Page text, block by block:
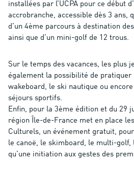
installées par l’UCPA pour ce début
accrobranche, accessible dès 3 ans,
d’un 4ème parcours à destination
ainsi que d’un mini-golf de 12 trous.
Sur le temps des vacances, les plus
également la possibilité de pratiquer
wakeboard, le ski nautique ou
séjours sportifs.
Enfin, pour la 3ème édition et du 29
région Île-de-France met en place
Culturels, un événement gratuit,
le canoë, le skimboard, le multi-golf,
qu’une initiation aux gestes des